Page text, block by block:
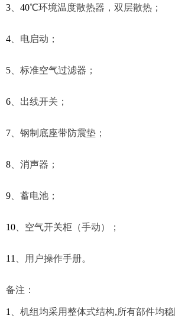
3 40℃环境温度散热器，双层散热；
4 电启动；
5 标准空气过滤器；
6 出线开关；
7 钢制底座带防震垫；
8 消声器；
9 蓄电池；
10 、空气开关柜（手动）；
11 、用户操作手册。
备注：
1 、机组均采用整体式结构,所有部件均